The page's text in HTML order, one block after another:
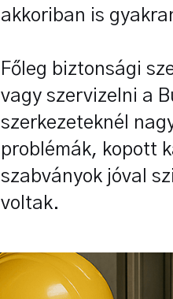
akkoriban is
Főleg biztonsági
vagy szervizelni a
szerkezeteknél
problémák, kopott
szabványok jóval
voltak.